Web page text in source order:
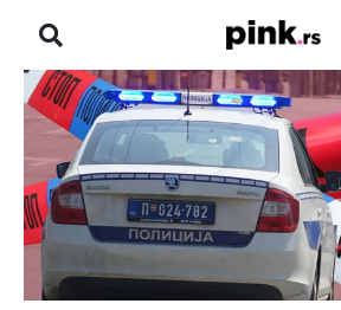
NASLOVNA
VESTI
ZADRUGA